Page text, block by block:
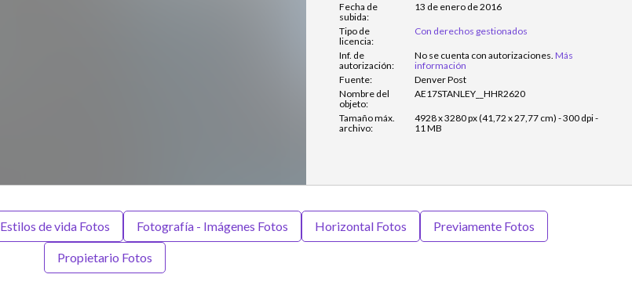
Fecha de
subida:
13 de enero de 2016
Tipo de
licencia:
Con derechos gestionados
Inf. de
autorización:
No se cuenta con autorizaciones. Más
información
Fuente:
Denver Post
Nombre del
objeto:
AE17STANLEY__HHR2620
Tamaño máx.
archivo:
4928 x 3280 px (41,72 x 27,77 cm) - 300 dpi -
11 MB
Estilos de vida Fotos Fotografía - Imágenes Fotos Horizontal Fotos Previamente Fotos
Propietario Fotos